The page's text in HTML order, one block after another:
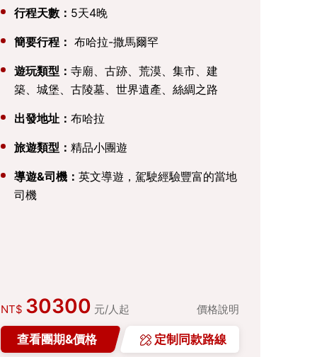
行程天數： 5天4晚
簡要行程： 布哈拉-撒馬爾罕
遊玩類型：寺廟、古跡、荒漠、集市、建
築、城堡、古陵墓、世界遺產、絲綢之路
出發地址：布哈拉
旅遊類型：精品小團遊
導遊&司機：英文導遊，駕駛經驗豐富的當地
司機
NT$ 30300 元/人起 價格說明
查看團期&價格 定制同款路線